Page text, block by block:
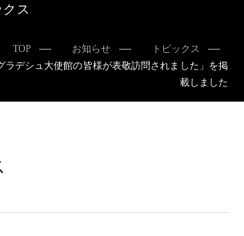
クス
TOP お知らせ
トピックス
ラデシュ大使館の皆様が表敬訪問されました」を掲
載しました